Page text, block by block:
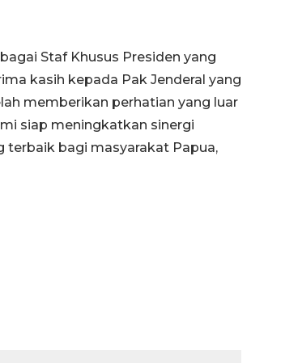
Staf Khusus Presiden yang
kasih kepada Pak Jenderal yang
memberikan perhatian yang luar
siap meningkatkan sinergi
bagi masyarakat Papua,
Vaksin HPV untuk siswa laki-
08-06 06:30:00